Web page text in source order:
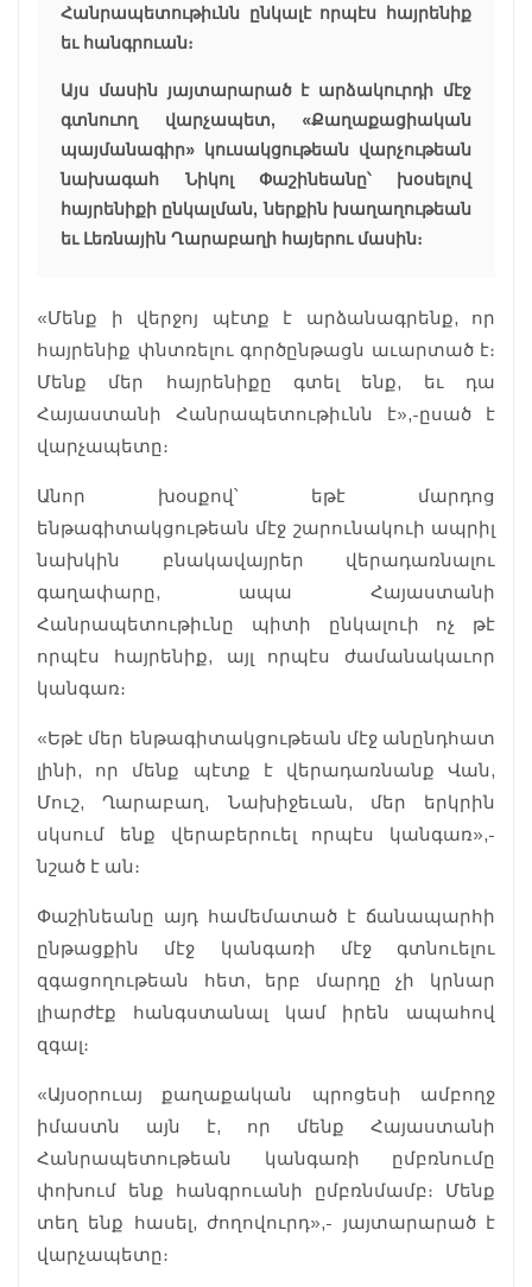
Հանրապետութիւնն ընկալէ որպէս հայրենիք
եւ հանգրուան։
Այս մասին յայտարարած է արձակուրդի մէջ
գտնուող վարչապետ, «Քաղաքացիական
պայմանագիր» կուսակցութեան վարչութեան
նախագահ Նիկոլ Փաշինեանը՝ խօսելով
հայրենիքի ընկալման, ներքին խաղաղութեան
եւ Լեռնային Ղարաբաղի հայերու մասին։
«Մենք ի վերջոյ պէտք է արձանագրենք, որ
հայրենիք փնտռելու գործընթացն աւարտած է։
Մենք մեր հայրենիքը գտել ենք, եւ դա
Հայաստանի Հանրապետութիւնն է»,-ըսած է
վարչապետը։
Անոր խօսքով՝ եթէ մարդոց
ենթագիտակցութեան մէջ շարունակուի ապրիլ
նախկին բնակավայրեր վերադառնալու
գաղափարը, ապա Հայաստանի
Հանրապետութիւնը պիտի ընկալուի ոչ թէ
որպէս հայրենիք, այլ որպէս ժամանակաւոր
կանգառ։
«Եթէ մեր ենթագիտակցութեան մէջ անընդհատ
լինի, որ մենք պէտք է վերադառնանք Վան,
Մուշ, Ղարաբաղ, Նախիջեւան, մեր երկրին
սկսում ենք վերաբերուել որպէս կանգառ»,-
նշած է ան։
Փաշինեանը այդ համեմատած է ճանապարհի
ընթացքին մէջ կանգառի մէջ գտնուելու
զգացողութեան հետ, երբ մարդը չի կրնար
լիարժէք հանգստանալ կամ իրեն ապահով
զգալ։
«Այսօրուայ քաղաքական պրոցեսի ամբողջ
իմաստն այն է, որ մենք Հայաստանի
Հանրապետութեան կանգառի ըմբռնումը
փոխում ենք հանգրուանի ըմբռնմամբ։ Մենք
տեղ ենք հասել, ժողովուրդ»,- յայտարարած է
վարչապետը։